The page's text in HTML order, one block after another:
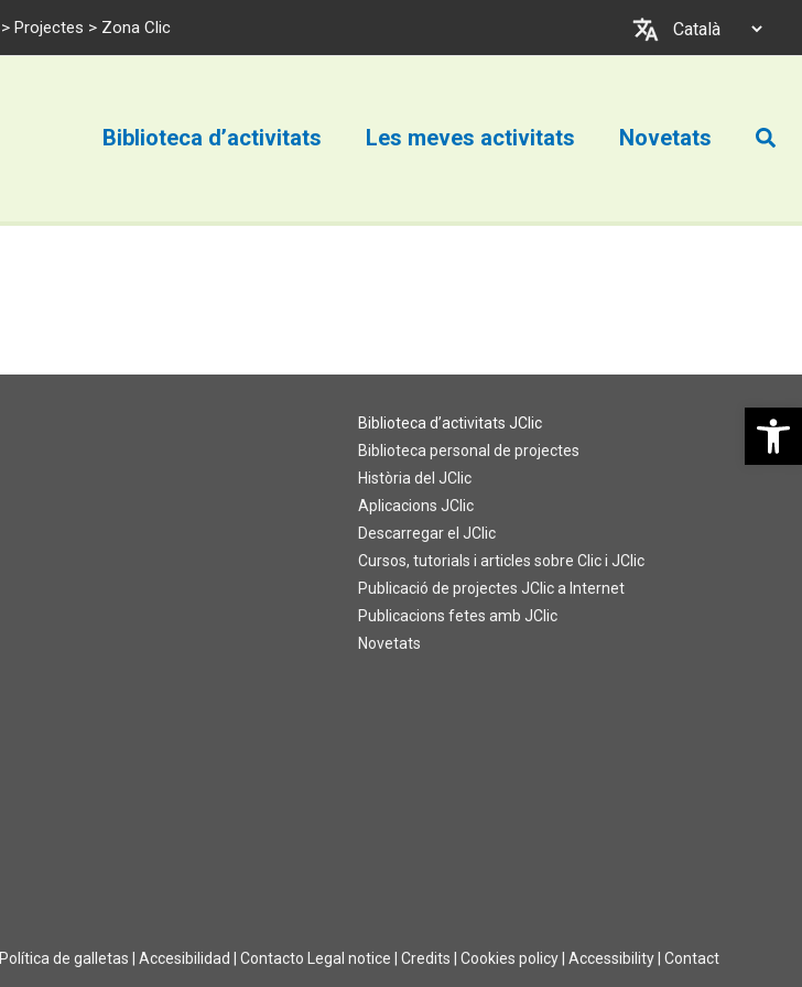
Obre la
> Projectes > Zona Clic
un
Biblioteca d’activitats Les meves activitats Novetats
Biblioteca d’activitats JClic
Biblioteca personal de projectes
Història del JClic
Aplicacions JClic
Descarregar el JClic
Cursos, tutorials i articles sobre Clic i JClic
Publicació de projectes JClic a Internet
Publicacions fetes amb JClic
Novetats
Política de galletas Accesibilidad Contacto Legal notice Credits Cookies policy Accessibility Contact